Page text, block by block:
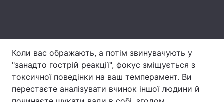
Контакти
Послуги
Коли вас ображають, а потім звинувачують у
"занадто гострій реакції", фокус зміщується з
токсичної поведінки на ваш темперамент. Ви
перестаєте аналізувати вчинок іншої людини й